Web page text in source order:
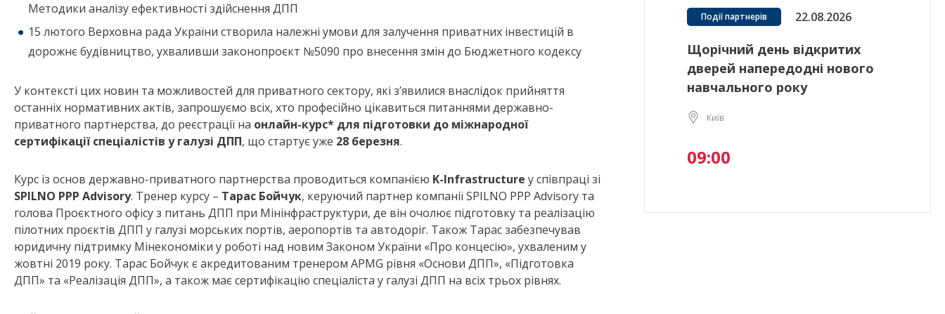
Методики аналізу ефективності здійснення ДПП
15 лютого Верховна рада України створила належні умови для залучення приватних інвестицій в
дорожнє будівництво, ухваливши законопроєкт №5090 про внесення змін до Бюджетного кодексу
У контексті цих новин та можливостей для приватного сектору, які з’явилися внаслідок прийняття
останніх нормативних актів, запрошуємо всіх, хто професійно цікавиться питаннями державно-
приватного партнерства, до реєстрації на онлайн-курс* для підготовки до міжнародної
сертифікації спеціалістів у галузі ДПП, що стартує уже 28 березня.
Курс із основ державно-приватного партнерства проводиться компанією K-Infrastructure у співпраці зі
SPILNO PPP Advisory. Тренер курсу – Тарас Бойчук, керуючий партнер компанії SPILNO PPP Advisory та
голова Проєктного офісу з питань ДПП при Мінінфраструктури, де він очолює підготовку та реалізацію
пілотних проєктів ДПП у галузі морських портів, аеропортів та автодоріг. Також Тарас забезпечував
юридичну підтримку Мінекономіки у роботі над новим Законом України «Про концесію», ухваленим у
жовтні 2019 року. Тарас Бойчук є акредитованим тренером APMG рівня «Основи ДПП», «Підготовка
ДПП» та «Реалізація ДПП», а також має сертифікацію спеціаліста у галузі ДПП на всіх трьох рівнях.
Події партнерів 22.08.2026
Щорічний день відкритих
дверей напередодні нового
навчального року
Київ
09:00